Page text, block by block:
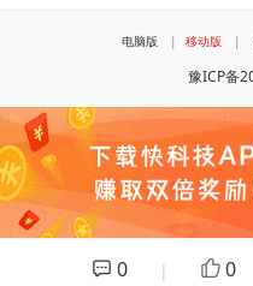
0 | 0
电脑版 | 移动版 |
豫ICP备